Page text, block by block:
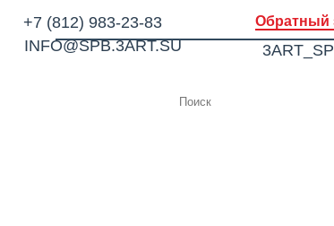
+7 (812) 983-23-83
INFO@SPB.3ART.SU
Обратный